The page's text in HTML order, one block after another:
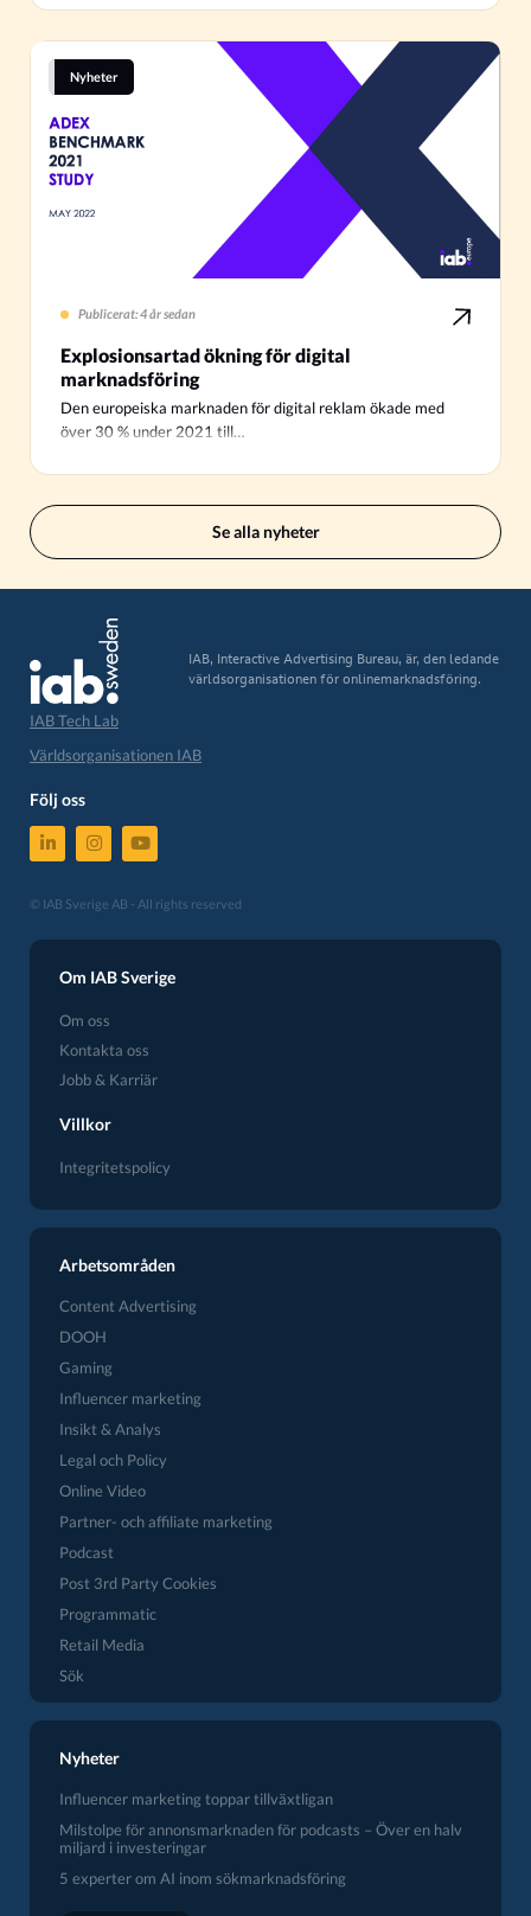
Nyheter
Publicerat: 4 år sedan
Explosionsartad ökning för digital
marknadsföring
Den europeiska marknaden för digital reklam ökade med
över 30 % under 2021 till…
Se alla nyheter
IAB, Interactive Advertising Bureau, är, den ledande
världsorganisationen för onlinemarknadsföring.
IAB Tech Lab
Världsorganisationen IAB
Följ oss
© IAB Sverige AB - All rights reserved
Om IAB Sverige
Om oss
Kontakta oss
Jobb & Karriär
Villkor
Integritetspolicy
Arbetsområden
Content Advertising
DOOH
Gaming
Influencer marketing
Insikt & Analys
Legal och Policy
Online Video
Partner- och affiliate marketing
Podcast
Post 3rd Party Cookies
Programmatic
Retail Media
Sök
Nyheter
Influencer marketing toppar tillväxtligan
Milstolpe för annonsmarknaden för podcasts – Över en halv
miljard i investeringar
5 experter om AI inom sökmarknadsföring